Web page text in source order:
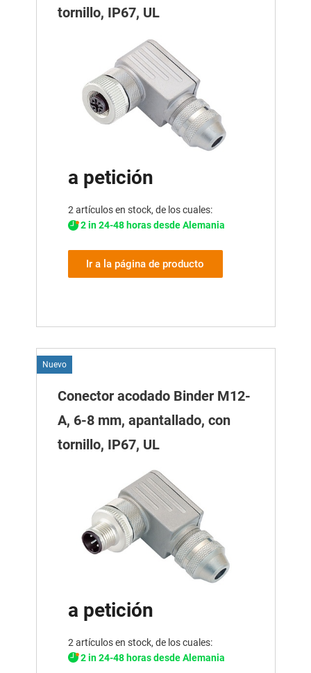
tornillo, IP67, UL
a petición
2 artículos en stock, de los cuales:
2 in 24-48 horas desde Alemania
Ir a la página de producto
Nuevo
Conector acodado Binder M12-
A, 6-8 mm, apantallado, con
tornillo, IP67, UL
a petición
2 artículos en stock, de los cuales:
2 in 24-48 horas desde Alemania